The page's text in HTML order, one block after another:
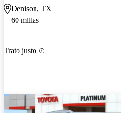
Denison, TX
60 millas
Trato justo